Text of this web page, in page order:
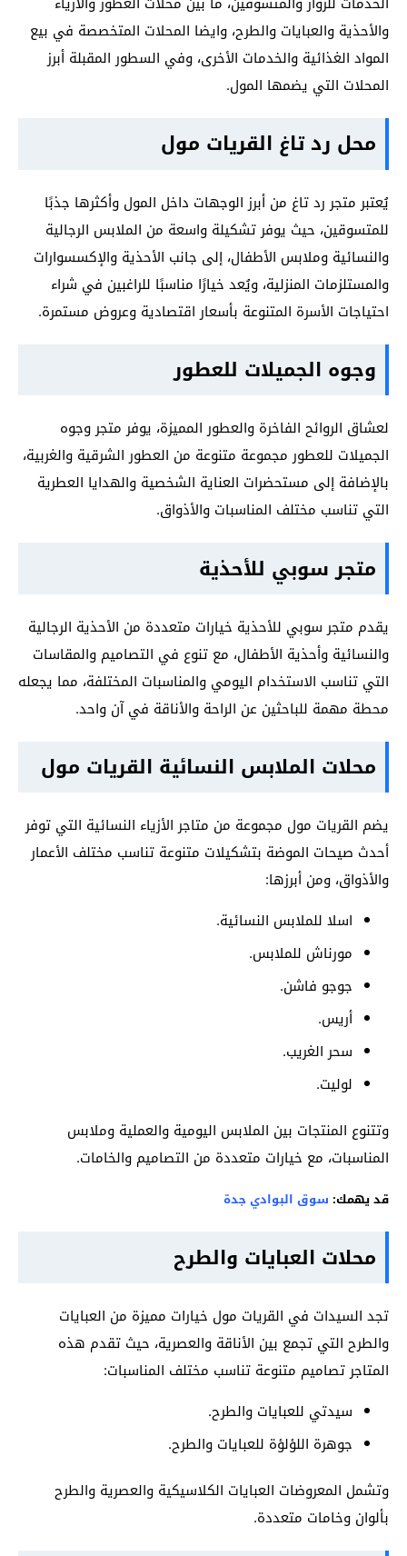
والأحذية والعبايات والطرح، وايضا المحلات المتخصصة في بيع
المواد الغذائية والخدمات الأخرى، وفي السطور المقبلة أبرز
المحلات التي يضمها المول.
محل رد تاغ القريات مول
يُعتبر متجر رد تاغ من أبرز الوجهات داخل المول وأكثرها جذبًا
للمتسوقين، حيث يوفر تشكيلة واسعة من الملابس الرجالية
والنسائية وملابس الأطفال، إلى جانب الأحذية والإكسسوارات
والمستلزمات المنزلية، ويُعد خيارًا مناسبًا للراغبين في شراء
احتياجات الأسرة المتنوعة بأسعار اقتصادية وعروض مستمرة.
وجوه الجميلات للعطور
لعشاق الروائح الفاخرة والعطور المميزة، يوفر متجر وجوه
الجميلات للعطور مجموعة متنوعة من العطور الشرقية والغربية،
بالإضافة إلى مستحضرات العناية الشخصية والهدايا العطرية
التي تناسب مختلف المناسبات والأذواق.
متجر سوبي للأحذية
يقدم متجر سوبي للأحذية خيارات متعددة من الأحذية الرجالية
والنسائية وأحذية الأطفال، مع تنوع في التصاميم والمقاسات
التي تناسب الاستخدام اليومي والمناسبات المختلفة، مما يجعله
محطة مهمة للباحثين عن الراحة والأناقة في آن واحد.
محلات الملابس النسائية القريات مول
يضم القريات مول مجموعة من متاجر الأزياء النسائية التي توفر
أحدث صيحات الموضة بتشكيلات متنوعة تناسب مختلف الأعمار
والأذواق، ومن أبرزها:
اسلا للملابس النسائية.
مورناش للملابس.
جوجو فاشن.
أريس.
سحر الغريب.
لوليت.
وتتنوع المنتجات بين الملابس اليومية والعملية وملابس
المناسبات، مع خيارات متعددة من التصاميم والخامات.
قد يهمك: سوق البوادي جدة
محلات العبايات والطرح
تجد السيدات في القريات مول خيارات مميزة من العبايات
والطرح التي تجمع بين الأناقة والعصرية، حيث تقدم هذه
المتاجر تصاميم متنوعة تناسب مختلف المناسبات:
سيدتي للعبايات والطرح.
جوهرة اللؤلؤة للعبايات والطرح.
وتشمل المعروضات العبايات الكلاسيكية والعصرية والطرح
بألوان وخامات متعددة.